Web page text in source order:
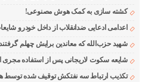
کشته سازی به کمک هوش مصنوعی!
اعدامی ادعایی ضدانقلاب از داخل خودرو
شهید حزب‌الله که معاندین برایش چهلم
شایعه سکوت لاریجانی پس از استفاده مجری
تکذیب ارتباط سه نفتکش توقیف شده توسط